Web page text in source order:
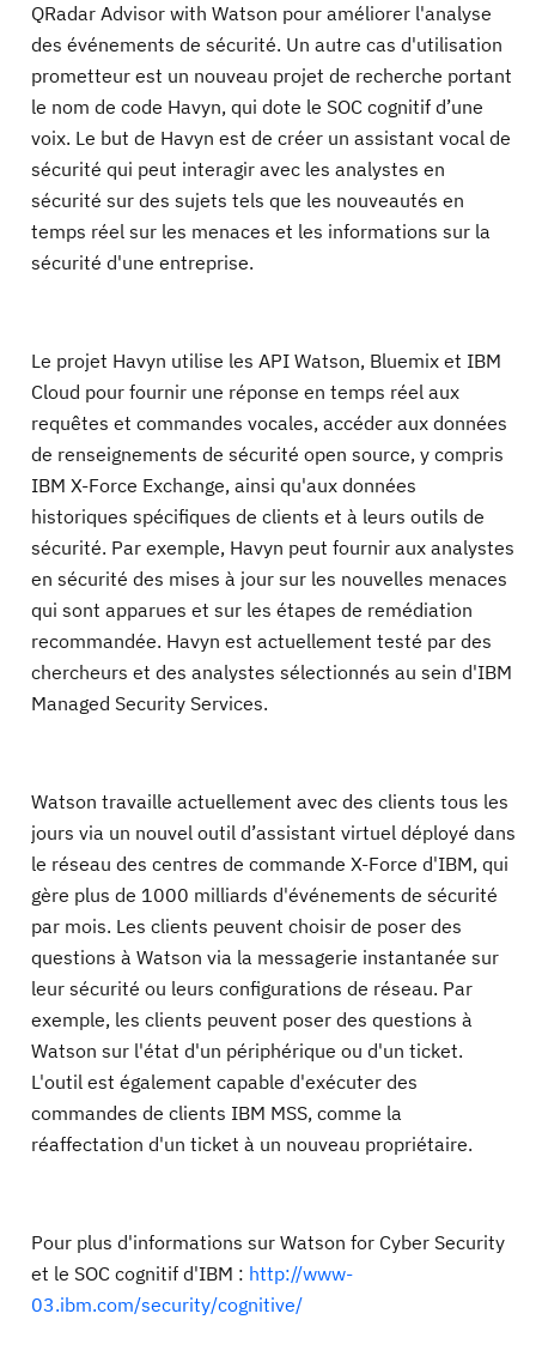
QRadar Advisor with Watson pour améliorer l'analyse
des événements de sécurité. Un autre cas d'utilisation
prometteur est un nouveau projet de recherche portant
le nom de code Havyn, qui dote le SOC cognitif d’une
voix. Le but de Havyn est de créer un assistant vocal de
sécurité qui peut interagir avec les analystes en
sécurité sur des sujets tels que les nouveautés en
temps réel sur les menaces et les informations sur la
sécurité d'une entreprise.
Le projet Havyn utilise les API Watson, Bluemix et IBM
Cloud pour fournir une réponse en temps réel aux
requêtes et commandes vocales, accéder aux données
de renseignements de sécurité open source, y compris
IBM X-Force Exchange, ainsi qu'aux données
historiques spécifiques de clients et à leurs outils de
sécurité. Par exemple, Havyn peut fournir aux analystes
en sécurité des mises à jour sur les nouvelles menaces
qui sont apparues et sur les étapes de remédiation
recommandée. Havyn est actuellement testé par des
chercheurs et des analystes sélectionnés au sein d'IBM
Managed Security Services.
Watson travaille actuellement avec des clients tous les
jours via un nouvel outil d’assistant virtuel déployé dans
le réseau des centres de commande X-Force d'IBM, qui
gère plus de 1000 milliards d'événements de sécurité
par mois. Les clients peuvent choisir de poser des
questions à Watson via la messagerie instantanée sur
leur sécurité ou leurs configurations de réseau. Par
exemple, les clients peuvent poser des questions à
Watson sur l'état d'un périphérique ou d'un ticket.
L'outil est également capable d'exécuter des
commandes de clients IBM MSS, comme la
réaffectation d'un ticket à un nouveau propriétaire.
Pour plus d'informations sur Watson for Cyber ​​Security
et le SOC cognitif d'IBM : http://www-
03.ibm.com/security/cognitive/